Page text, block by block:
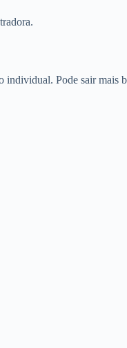
Pode sair mais